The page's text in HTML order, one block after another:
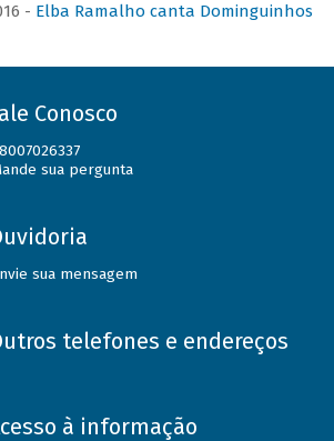
- Elba Ramalho canta Dominguinhos
Conosco
sua pergunta
sua mensagem
telefones e endereços
à informação